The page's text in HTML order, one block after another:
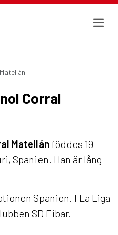
Corral
Matellán föddes 19
Spanien. Han är lång
Spanien. I La Liga
SD Eibar.